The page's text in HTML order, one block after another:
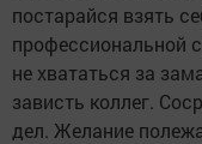
постарайся взять
профессиональной
не хвататься за
зависть коллег.
дел. Желание